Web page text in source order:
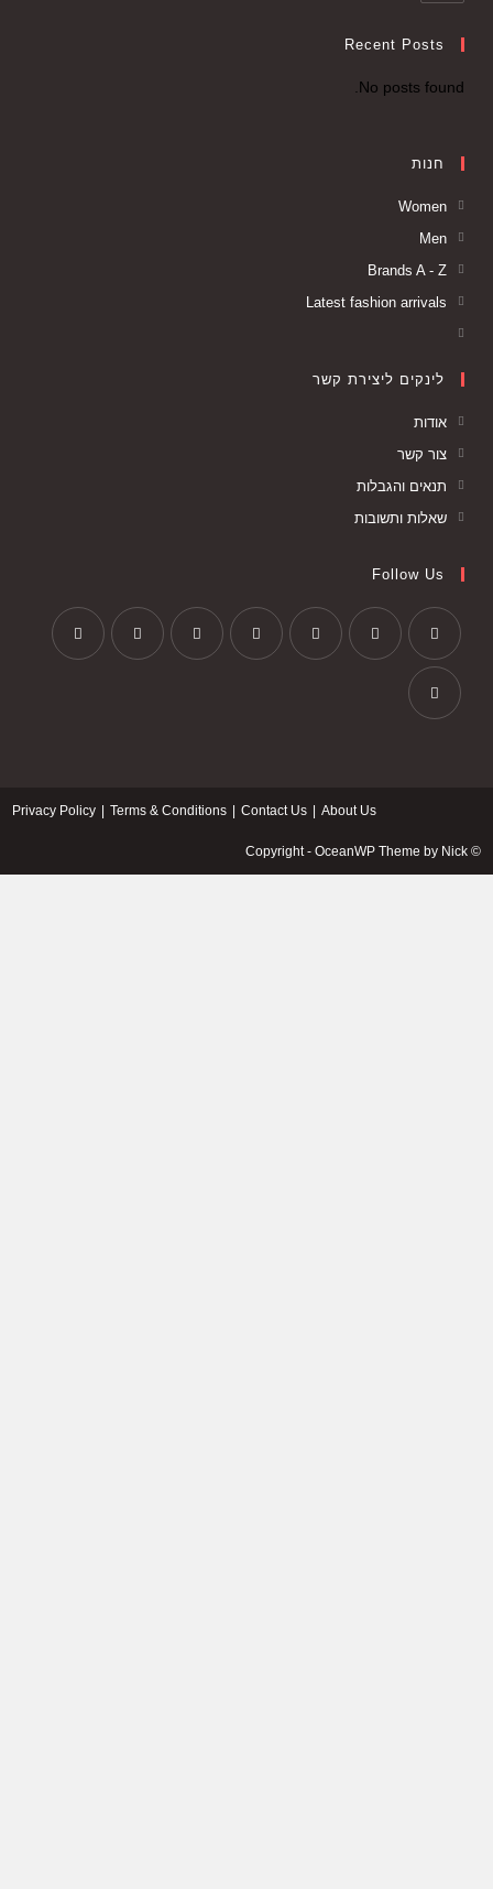
Recent Posts
No posts found.
חנות
Women
Men
Brands A - Z
Latest fashion arrivals
לינקים ליצירת קשר
אודות
צור קשר
תנאים והגבלות
שאלות ותשובות
Follow Us
About Us
Contact Us
Terms & Conditions
Privacy Policy
© Copyright - OceanWP Theme by Nick